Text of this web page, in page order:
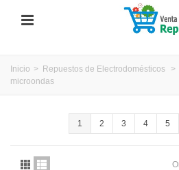
Inicio > Repuestos de Electrodomésticos >
microondas
1 2 3 4 5